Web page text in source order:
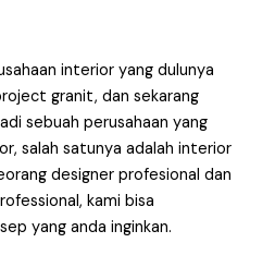
interior yang dulunya
granit, dan sekarang
sebuah perusahaan yang
salah satunya adalah interior
designer profesional dan
kami bisa
yang anda inginkan.